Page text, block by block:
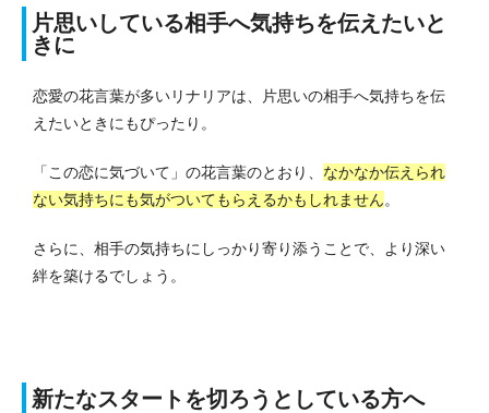
片思いしている相手へ気持ちを伝えたいと
きに
恋愛の花言葉が多いリナリアは、片思いの相手へ気持ちを伝
えたいときにもぴったり。
「この恋に気づいて」の花言葉のとおり、 なかなか伝えられ
ない気持ちにも気がついてもらえるかもしれません。
さらに、相手の気持ちにしっかり寄り添うことで、より深い
絆を築けるでしょう。
新たなスタートを切ろうとしている方へ